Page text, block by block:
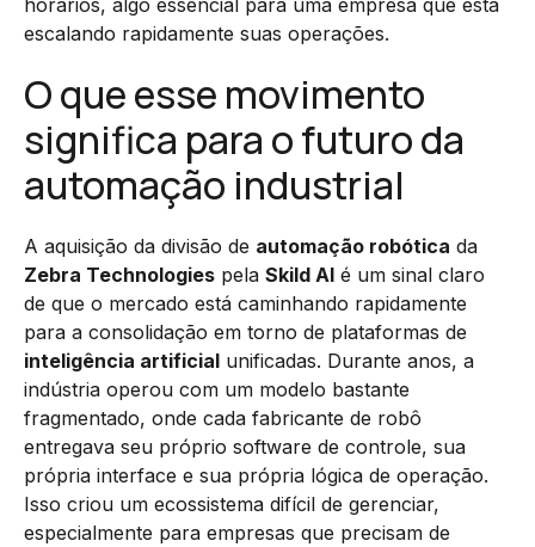
escalando rapidamente suas operações.
O que esse movimento
significa para o futuro da
automação industrial
A aquisição da divisão de automação robótica da
Zebra Technologies pela Skild AI é um sinal claro
de que o mercado está caminhando rapidamente
para a consolidação em torno de plataformas de
inteligência artificial unificadas. Durante anos, a
indústria operou com um modelo bastante
fragmentado, onde cada fabricante de robô
entregava seu próprio software de controle, sua
própria interface e sua própria lógica de operação.
Isso criou um ecossistema difícil de gerenciar,
especialmente para empresas que precisam de